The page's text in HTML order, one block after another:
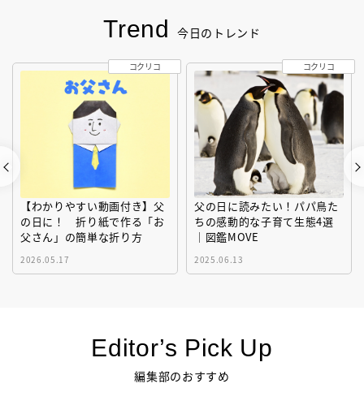
Trend 今日のトレンド
【わかりやすい動画付き】父
の日に！ 折り紙で作る「お
父さん」の簡単な折り方
2026.05.17
コクリコ
父の日に読みたい！パパ鳥た
ちの感動的な子育て生態4選
｜図鑑MOVE
2025.06.13
コクリコ
Editor’s Pick Up
編集部のおすすめ